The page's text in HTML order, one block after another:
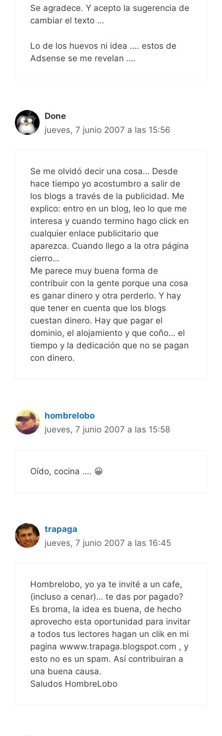
Se agradece. Y acepto la sugerencia de
cambiar el texto …
Lo de los huevos ni idea …. estos de
Adsense se me revelan ….
Done
jueves, 7 junio 2007 a las 15:56
Se me olvidó decir una cosa… Desde
hace tiempo yo acostumbro a salir de
los blogs a través de la publicidad. Me
explico: entro en un blog, leo lo que me
interesa y cuando termino hago click en
cualquier enlace publicitario que
aparezca. Cuando llego a la otra página
cierro…
Me parece muy buena forma de
contribuir con la gente porque una cosa
es ganar dinero y otra perderlo. Y hay
que tener en cuenta que los blogs
cuestan dinero. Hay que pagar el
dominio, el alojamiento y que coño… el
tiempo y la dedicación que no se pagan
con dinero.
hombrelobo
jueves, 7 junio 2007 a las 15:58
Oído, cocina …. 😀
trapaga
jueves, 7 junio 2007 a las 16:45
Hombrelobo, yo ya te invité a un cafe,
(incluso a cenar)… te das por pagado?
Es broma, la idea es buena, de hecho
aprovecho esta oportunidad para invitar
a todos tus lectores hagan un clik en mi
pagina wwww.trapaga.blogspot.com , y
esto no es un spam. Así contribuiran a
una buena causa.
Saludos HombreLobo